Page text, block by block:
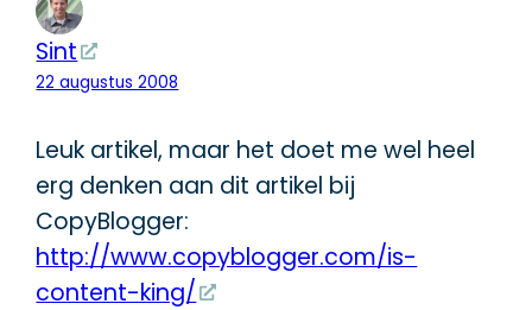
Sint
22 augustus 2008
Leuk artikel, maar het doet me wel heel
erg denken aan dit artikel bij
CopyBlogger:
http://www.copyblogger.com/is-
content-king/